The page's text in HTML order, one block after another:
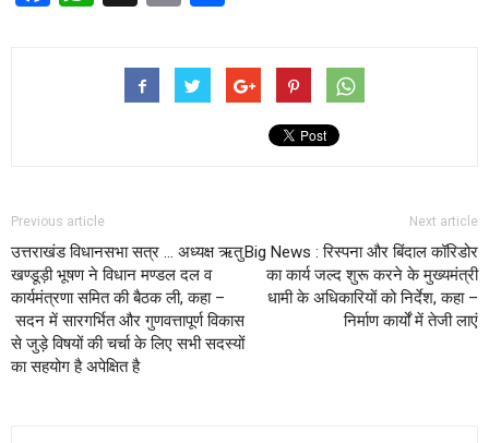
Previous article
उत्तराखंड विधानसभा सत्र … अध्यक्ष ऋतु
खण्डूड़ी भूषण ने विधान मण्डल दल व
कार्यमंत्रणा समित की बैठक ली, कहा –
सदन में सारगर्भित और गुणवत्तापूर्ण विकास
से जुड़े विषयों की चर्चा के लिए सभी सदस्यों
का सहयोग है अपेक्षित है
Next article
Big News : रिस्पना और बिंदाल कॉरिडोर
का कार्य जल्द शुरू करने के मुख्यमंत्री
धामी के अधिकारियों को निर्देश, कहा –
निर्माण कार्यों में तेजी लाएं